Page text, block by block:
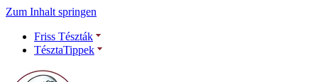
Zum Inhalt springen
Friss Tészták
TésztaTippek